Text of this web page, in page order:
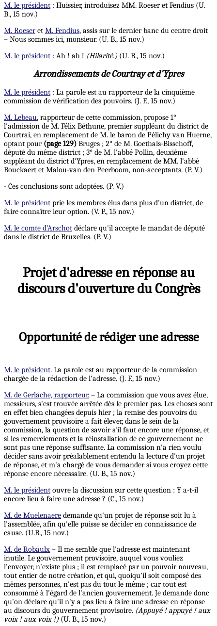
M. le président : Huissier, introduisez MM. Roeser et Fendius (U.
B., 15 nov.)
M. Roeseret M. Fendius, assis sur le dernier banc du centre droit
– Nous sommes ici, monsieur. (U. B., 15 nov.)
M. le président : Ah ! ah ! (Hilarité.)(U. B., 15 nov.)
Arrondissements de Courtray et d'Ypres
M. le président : La parole est au rapporteur de la cinquième
commission de vérification des pouvoirs. (J. F., 15 nov.)
M. Lebeau, rapporteur de cette commission, propose 1°
l'admission de M. Félix Béthune, premier suppléant du district de
Courtrai, en remplacement de M. le baron de Pélichy van Huerne,
optant pour (page 129) Bruges ; 2° de M. Goethals-Bisschoff,
député du même district ; 3° de M. l'abbé Pollin, deuxième
suppléant du district d'Ypres, en remplacement de MM. l'abbé
Bouckaert et Malou-van den Peerboom, non-acceptants. (P. V.)
- Ces conclusions sont adoptées. (P. V.)
M. le président prie les membres élus dans plus d'un district, de
faire connaître leur option. (V. P., 15 nov.)
M. le comte d’Arschot déclare qu'il accepte le mandat de député
dans le district de Bruxelles. (P. V.)
Projet d'adresse en réponse au
discours d'ouverture du Congrès
Opportunité de rédiger une adresse
M. le président. La parole est au rapporteur de la commission
chargée de la rédaction de l'adresse. (J. F., 15 nov.)
M. de Gerlache, rapporteur. – La commission que vous avez élue,
messieurs, s'est trouvée arrêtée dès le premier pas. Les choses sont
en effet bien changées depuis hier ; la remise des pouvoirs du
gouvernement provisoire a fait élever, dans le sein de la
commission, la question de savoir s'il faut encore une réponse, et
si les remerciements et la réinstallation de ce gouvernement ne
sont pas une réponse suffisante. La commission n'a rien voulu
décider sans avoir préalablement entendu la lecture d'un projet
de réponse, et m'a chargé de vous demander si vous croyez cette
réponse encore nécessaire. (U. B., 15 nov.)
M. le président ouvre la discussion sur cette question : Y a-t-il
encore lieu à faire une adresse ? (C., 15 nov.)
M. de Muelenaere demande qu'un projet de réponse soit lu à
l'assemblée, afin qu'elle puisse se décider en connaissance de
cause. (U.B., 15 nov.)
M. de Robaulx – Il me semble que l'adresse est maintenant
inutile. Le gouvernement provisoire, auquel vous vouliez
l'envoyer, n'existe plus ; il est remplacé par un pouvoir nouveau,
tout entier de notre création, et qui, quoiqu'il soit composé des
mêmes personnes, n'est pas du tout le même ; car tout est
consommé à l'égard de l'ancien gouvernement. Je demande donc
qu'on déclare qu'il n'y a pas lieu à faire une adresse en réponse
au discours du gouvernement provisoire. (Appuyé ! appuyé ! aux
voix ! aux voix !)(U. B., 15 nov.)